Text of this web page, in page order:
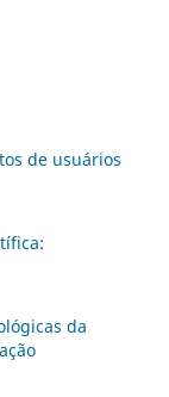
de usuários
da